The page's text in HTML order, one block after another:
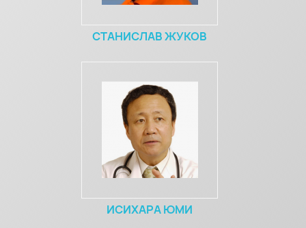
СТАНИСЛАВ ЖУКОВ
ИСИХАРА ЮМИ